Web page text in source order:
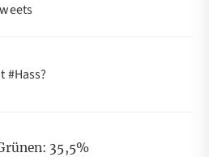
#Hass?
35,5%